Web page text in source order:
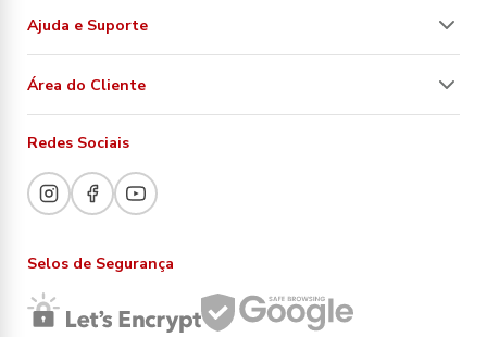
Ajuda e Suporte
Área do Cliente
Redes Sociais
Selos de Segurança